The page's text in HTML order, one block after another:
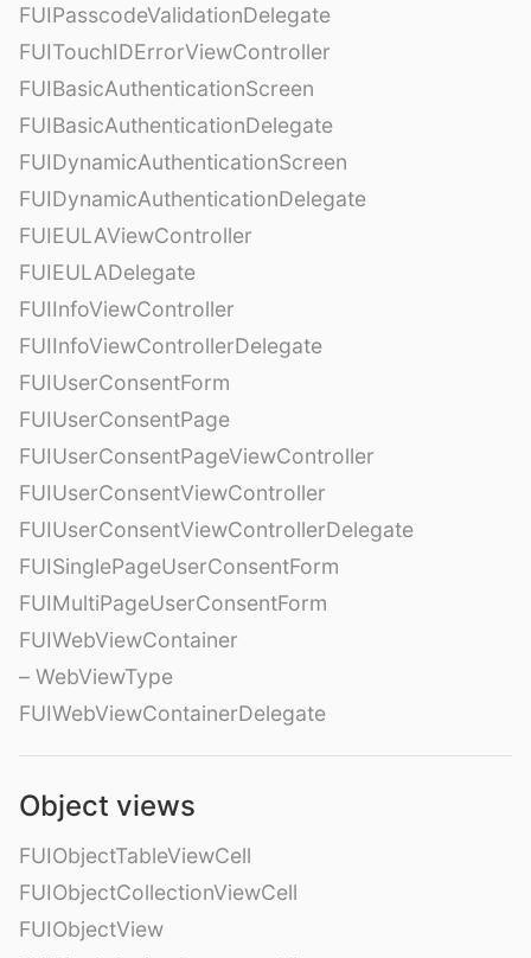
FUIPasscodeValidationDelegate
FUITouchIDErrorViewController
FUIBasicAuthenticationScreen
FUIBasicAuthenticationDelegate
FUIDynamicAuthenticationScreen
FUIDynamicAuthenticationDelegate
FUIEULAViewController
FUIEULADelegate
FUIInfoViewController
FUIInfoViewControllerDelegate
FUIUserConsentForm
FUIUserConsentPage
FUIUserConsentPageViewController
FUIUserConsentViewController
FUIUserConsentViewControllerDelegate
FUISinglePageUserConsentForm
FUIMultiPageUserConsentForm
FUIWebViewContainer
– WebViewType
FUIWebViewContainerDelegate
Object views
FUIObjectTableViewCell
FUIObjectCollectionViewCell
FUIObjectView